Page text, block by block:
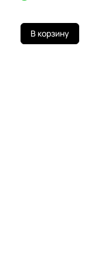
В корзину